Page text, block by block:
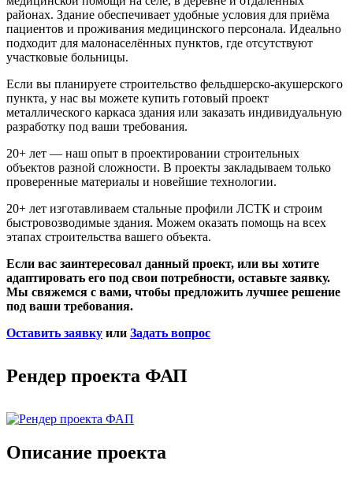
районах. Здание обеспечивает удобные условия для приёма
пациентов и проживания медицинского персонала. Идеально
подходит для малонаселённых пунктов, где отсутствуют
участковые больницы.
Если вы планируете строительство фельдшерско-акушерского
пункта, у нас вы можете купить готовый проект
металлического каркаса здания или заказать индивидуальную
разработку под ваши требования.
20+ лет — наш опыт в проектировании строительных
объектов разной сложности. В проекты закладываем только
проверенные материалы и новейшие технологии.
20+ лет изготавливаем стальные профили ЛСТК и строим
быстровозводимые здания. Можем оказать помощь на всех
этапах строительства вашего объекта.
Если вас заинтересовал данный проект, или вы хотите
адаптировать его под свои потребности, оставьте заявку.
Мы свяжемся с вами, чтобы предложить лучшее решение
под ваши требования.
Оставить заявку или Задать вопрос
Рендер проекта ФАП
Описание проекта